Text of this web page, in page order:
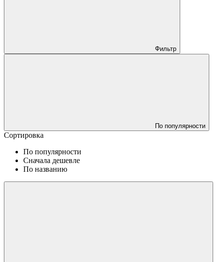
Фильтр
По популярности
Сортировка
По популярности
Сначала дешевле
По названию